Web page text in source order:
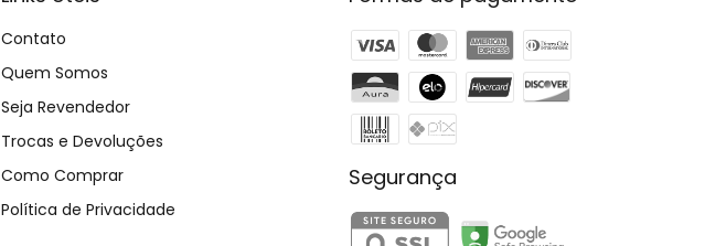
Contato
Quem Somos
Seja Revendedor
Trocas e Devoluções
Como Comprar
Política de Privacidade
Segurança